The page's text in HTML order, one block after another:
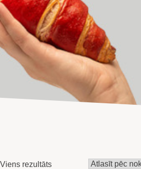
Viens rezultāts